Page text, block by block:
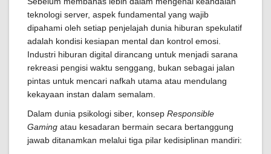
teknologi server, aspek fundamental yang wajib
dipahami oleh setiap penjelajah dunia hiburan spekulatif
adalah kondisi kesiapan mental dan kontrol emosi.
Industri hiburan digital dirancang untuk menjadi sarana
rekreasi pengisi waktu senggang, bukan sebagai jalan
pintas untuk mencari nafkah utama atau mendulang
kekayaan instan dalam semalam.
Dalam dunia psikologi siber, konsep Responsible
Gaming atau kesadaran bermain secara bertanggung
jawab ditanamkan melalui tiga pilar kedisiplinan mandiri: